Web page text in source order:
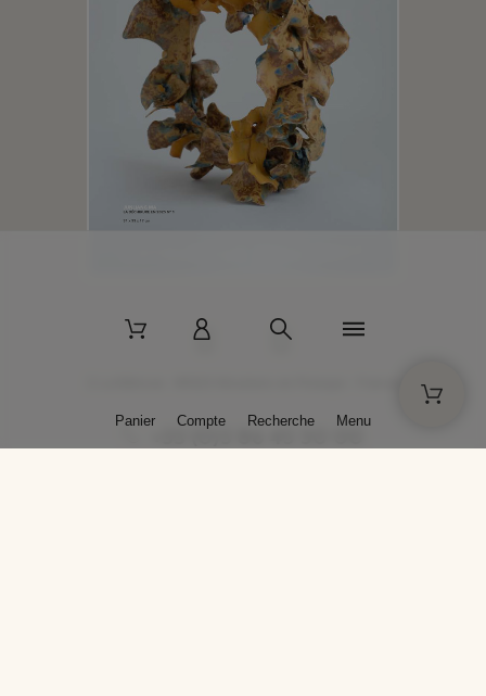
+33 (0)3 86 45 50 00
Panier Compte Recherche Menu